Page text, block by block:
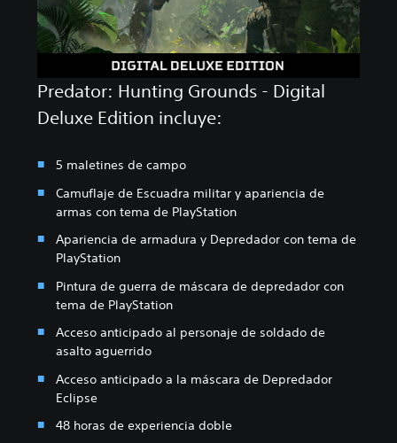
Predator: Hunting Grounds - Digital
Deluxe Edition incluye:
5 maletines de campo
Camuflaje de Escuadra militar y apariencia de
armas con tema de PlayStation
Apariencia de armadura y Depredador con tema de
PlayStation
Pintura de guerra de máscara de depredador con
tema de PlayStation
Acceso anticipado al personaje de soldado de
asalto aguerrido
Acceso anticipado a la máscara de Depredador
Eclipse
48 horas de experiencia doble